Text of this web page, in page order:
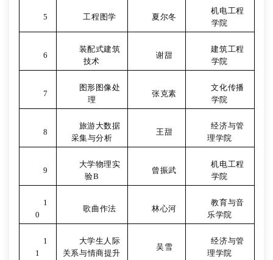
5 工程图学 夏尔冬
机电工程
学院
6
装配式建筑
技术
谢甜
建筑工程
学院
7
图形图像处
理
张克素
文化传播
学院
8
旅游大数据
采集与分析
王甜
经济与管
理学院
9
大学物理实
验B
曾振武
机电工程
学院
1
0
歌曲作法 林心河
教育与音
乐学院
1
1
大学生人际
关系与情商提升
吴雪
经济与管
理学院